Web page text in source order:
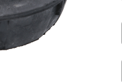
inyección
citroen c4